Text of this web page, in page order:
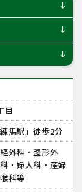
south
south
south
目
馬駅」徒歩2分
外科・整形外
・婦人科・産婦
科等